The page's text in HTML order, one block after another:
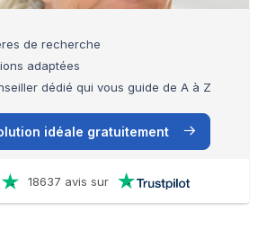
de recherche
adaptées
dédié qui vous guide de A à Z
idéale gratuitement
18637 avis sur